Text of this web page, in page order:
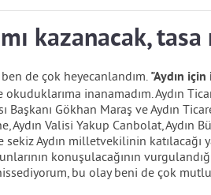
kazanacak, tasa
ben de çok heyecanlandım. "Aydın
inanamadım. Aydın
Başkanı Gökhan Maraş ve Aydın
Aydın Valisi Yakup Canbolat, Aydın
sekiz Aydın milletvekilinin katılacağı
konuşulacağının
bu olay beni de çok